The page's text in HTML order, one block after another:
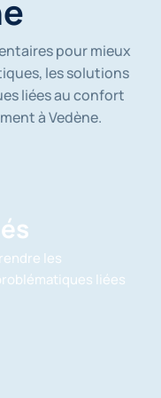
pour mieux
les solutions
liées au confort
à Vedène.
les
liées